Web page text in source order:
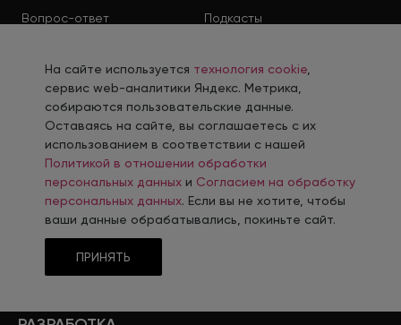
Вопрос-ответ
Подкасты
УСЛУГИ
Дополнительные услуги
Поддержка и развитие
Комплексный аудит
Аренда IT-специалиста
Администрирование
каталога
Интеграция с
1С:Предприятие
Перенос сайта на 1С-
Миграция сайта на
intec.universe
Разработка прототипа
сайта
На сайте используется технология cookie
сервис web-аналитики Яндекс. Метрика,
собираются пользовательские данные.
Оставаясь на сайте, вы соглашаетесь с их
использованием в соответствии с нашей
Политикой в отношении обработки
персональных данных и Согласием на обработку
персональных данных. Если вы не хотите, чтобы
ваши данные обрабатывались, покиньте сайт.
ПРИНЯТЬ